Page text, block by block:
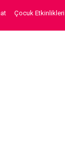
Çocuk Etkinlikleri